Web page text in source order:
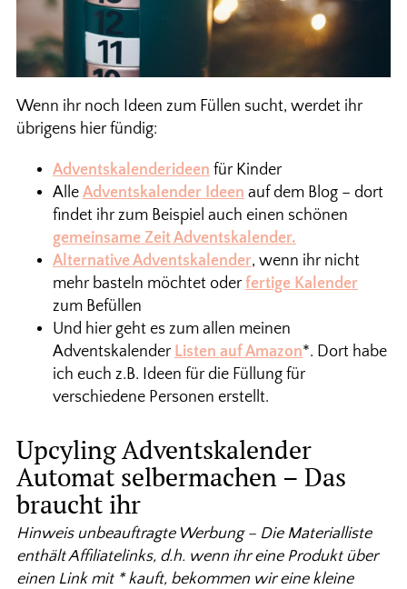
Wenn ihr noch Ideen zum Füllen sucht, werdet ihr
übrigens hier fündig:
Adventskalenderideen für Kinder
Alle Adventskalender Ideen auf dem Blog – dort
findet ihr zum Beispiel auch einen schönen
gemeinsame Zeit Adventskalender.
Alternative Adventskalender, wenn ihr nicht
mehr basteln möchtet oderfertige Kalender
zum Befüllen
Und hier geht es zum allen meinen
Adventskalender Listen auf Amazon*. Dort habe
ich euch z.B. Ideen für die Füllung für
verschiedene Personen erstellt.
Upcyling Adventskalender
Automat selbermachen – Das
braucht ihr
Hinweis unbeauftragte Werbung – Die Materialliste
enthält Affiliatelinks, d.h. wenn ihr eine Produkt über
einen Link mit * kauft, bekommen wir eine kleine